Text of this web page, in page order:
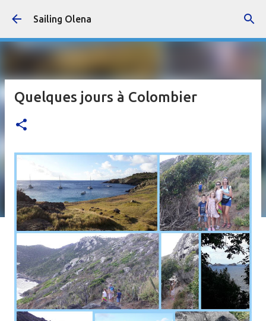
Accéder au contenu principal
Sailing Olena
Quelques jours à Colombier